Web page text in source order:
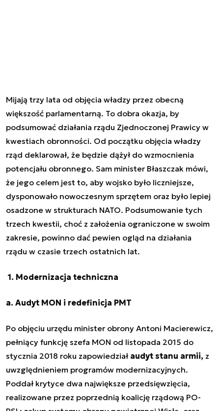
Mijają trzy lata od objęcia władzy przez obecną
większość parlamentarną. To dobra okazja, by
podsumować działania rządu Zjednoczonej Prawicy w
kwestiach obronności. Od początku objęcia władzy
rząd deklarował, że będzie dążył do wzmocnienia
potencjału obronnego. Sam minister Błaszczak mówi,
że jego celem jest to, aby wojsko było liczniejsze,
dysponowało nowoczesnym sprzętem oraz było lepiej
osadzone w strukturach NATO. Podsumowanie tych
trzech kwestii, choć z założenia ograniczone w swoim
zakresie, powinno dać pewien ogląd na działania
rządu w czasie trzech ostatnich lat.
1. Modernizacja techniczna
a. Audyt MON i redefinicja PMT
Po objęciu urzędu minister obrony Antoni Macierewicz,
pełniący funkcję szefa MON od listopada 2015 do
stycznia 2018 roku zapowiedział audyt stanu armii, z
uwzględnieniem programów modernizacyjnych.
Poddał krytyce dwa największe przedsięwzięcia,
realizowane przez poprzednią koalicję rządową PO-